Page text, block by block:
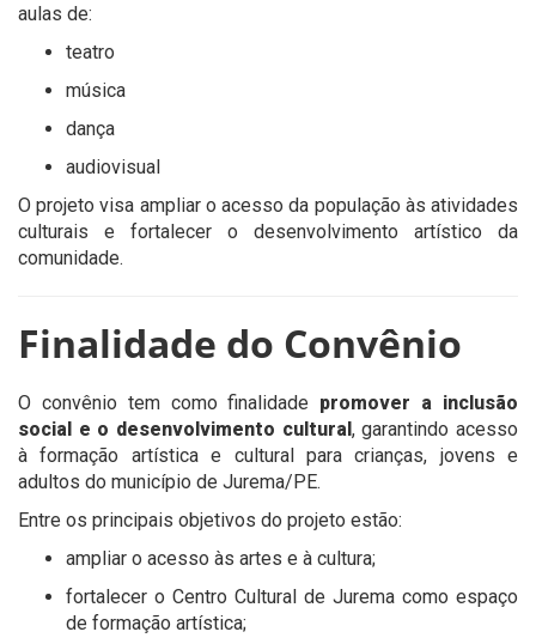
aulas de:
teatro
música
dança
audiovisual
O projeto visa ampliar o acesso da população às atividades
culturais e fortalecer o desenvolvimento artístico da
comunidade.
Finalidade do Convênio
O convênio tem como finalidade promover a inclusão
social e o desenvolvimento cultural, garantindo acesso
à formação artística e cultural para crianças, jovens e
adultos do município de Jurema/PE.
Entre os principais objetivos do projeto estão:
ampliar o acesso às artes e à cultura;
fortalecer o Centro Cultural de Jurema como espaço
de formação artística;